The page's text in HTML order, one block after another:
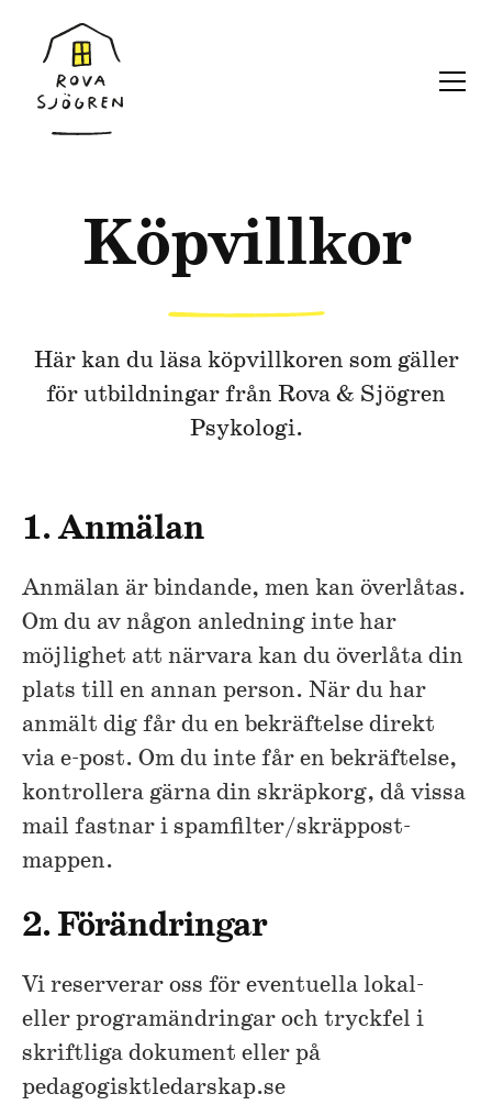
Köpvillkor
Här kan du läsa köpvillkoren som gäller
för utbildningar från Rova & Sjögren
Psykologi.
1. Anmälan
Anmälan är bindande, men kan överlåtas.
Om du av någon anledning inte har
möjlighet att närvara kan du överlåta din
plats till en annan person. När du har
anmält dig får du en bekräftelse direkt
via e-post. Om du inte får en bekräftelse,
kontrollera gärna din skräpkorg, då vissa
mail fastnar i spamfilter/skräppost-
mappen.
2. Förändringar
Vi reserverar oss för eventuella lokal-
eller programändringar och tryckfel i
skriftliga dokument eller på
pedagogisktledarskap.se